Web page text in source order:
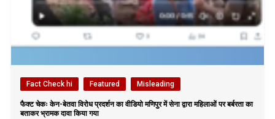
Fact Check hi Featured Misleading
फैक्ट चेकः केन-बेतवा विरोध प्रदर्शन का वीडियो मणिपुर में सेना द्वारा महिलाओं पर बर्बरता का
बताकर भ्रामक दावा किया गया